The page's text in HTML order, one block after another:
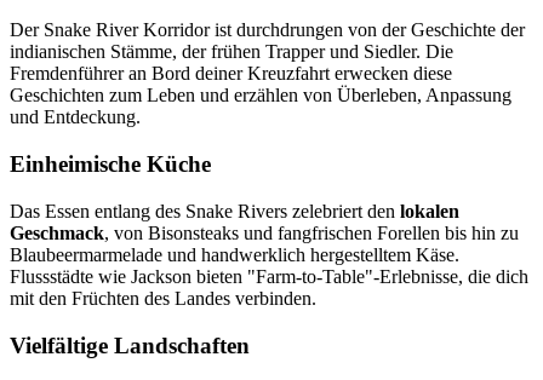
Der Snake River Korridor ist durchdrungen von der Geschichte der
indianischen Stämme, der frühen Trapper und Siedler. Die
Fremdenführer an Bord deiner Kreuzfahrt erwecken diese
Geschichten zum Leben und erzählen von Überleben, Anpassung
und Entdeckung.
Einheimische Küche
Das Essen entlang des Snake Rivers zelebriert den lokalen
Geschmack, von Bisonsteaks und fangfrischen Forellen bis hin zu
Blaubeermarmelade und handwerklich hergestelltem Käse.
Flussstädte wie Jackson bieten "Farm-to-Table"-Erlebnisse, die dich
mit den Früchten des Landes verbinden.
Vielfältige Landschaften